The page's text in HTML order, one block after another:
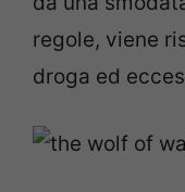
regole, viene
droga ed